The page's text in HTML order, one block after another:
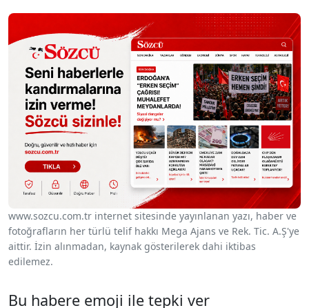
www.sozcu.com.tr internet sitesinde yayınlanan yazı, haber ve
fotoğrafların her türlü telif hakkı Mega Ajans ve Rek. Tic. A.Ş'ye
aittir. İzin alınmadan, kaynak gösterilerek dahi iktibas
edilemez.
Bu habere emoji ile tepki ver